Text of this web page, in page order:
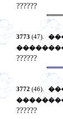
??????
3773 (47).
??????
3772 (46).
??????